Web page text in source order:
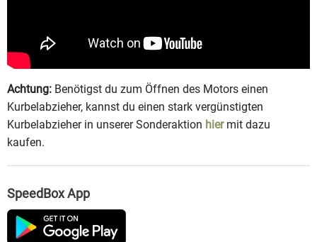
Achtung: Benötigst du zum Öffnen des Motors einen
Kurbelabzieher, kannst du einen stark vergünstigten
Kurbelabzieher in unserer Sonderaktion hiermit dazu
kaufen.
SpeedBox App